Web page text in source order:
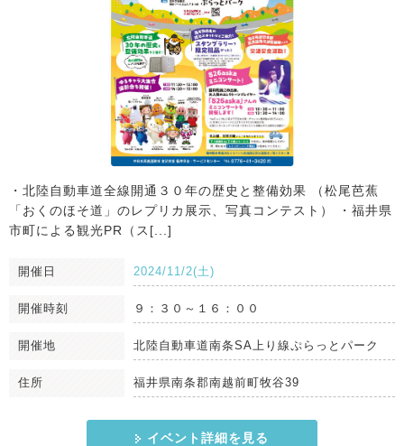
・北陸自動車道全線開通３０年の歴史と整備効果 （松尾芭蕉
「おくのほそ道」のレプリカ展示、写真コンテスト） ・福井県
市町による観光PR（ス[...]
開催日 2024/11/2(土)
開催時刻 ９：３０～１６：００
開催地 北陸自動車道南条SA上り線ぷらっとパーク
住所 福井県南条郡南越前町牧谷39
イベント詳細を見る